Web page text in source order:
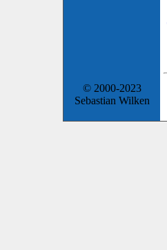
© 2000-2023
Sebastian Wilken